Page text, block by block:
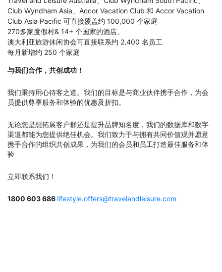
Club Wyndham Asia、Accor Vacation Club 和 Accor Vacation
Club Asia Pacific 可直接覆盖约 100,000 个家庭
270多家度假村& 14+ 个国家的酒店。
澳大利亚旅游休闲协会可直接联系约 2,400 名员工
每月新增约 250 个家庭
与我们合作，共创成功！
我们秉持用心待客之道。我们的目标是与商业伙伴携手合作，为会
员提供尊享服务和体验的优惠及折扣。
无论您是想拓展客户群还是提升品牌知名度，我们的数据库和数字
渠道都能为您提供绝佳机会。我们致力于与拥有共同价值观并愿意
携手合作的组织共创成果，为我们的会员和员工打造最佳服务和体
验
立即联系我们！
1800 603 686 lifestyle.offers@travelandleisure.com